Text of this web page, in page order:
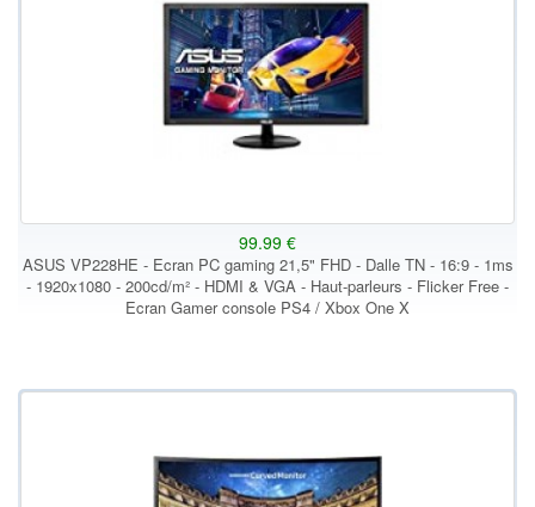
99.99 €
ASUS VP228HE - Ecran PC gaming 21,5" FHD - Dalle TN - 16:9 - 1ms
- 1920x1080 - 200cd/m² - HDMI & VGA - Haut-parleurs - Flicker Free -
Ecran Gamer console PS4 / Xbox One X